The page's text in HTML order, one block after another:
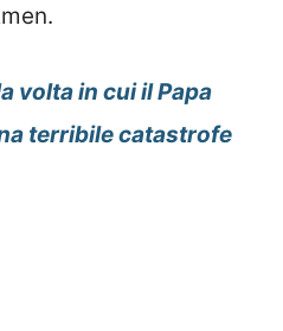
volta in cui il Papa
terribile catastrofe